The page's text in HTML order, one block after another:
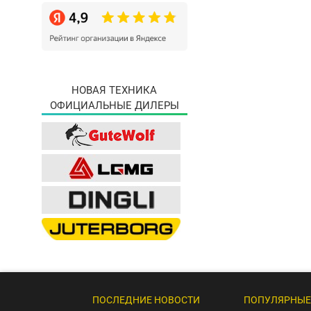
НОВАЯ ТЕХНИКА
ОФИЦИАЛЬНЫЕ ДИЛЕРЫ
ПОСЛЕДНИЕ НОВОСТИ